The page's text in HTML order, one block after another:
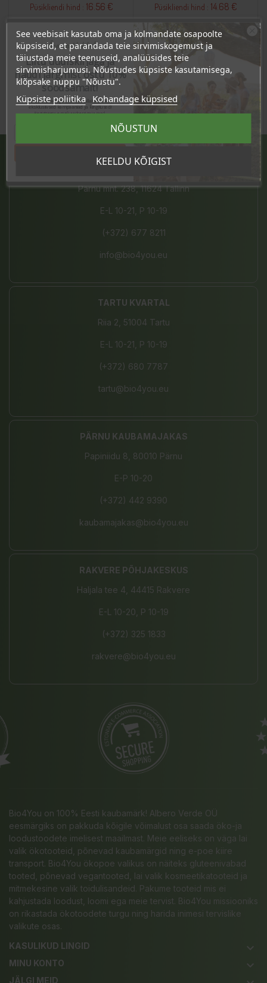
Püsikliendi hind : 16.56 €
Lisa Ostukorvi
Püsikliendi hind : 14.68 €
Lisa Ostukorvi
Pärnu mnt. 238, 11624 Tallinn
E-L 10-21, P 10-19
(+372) 677 8211
info@bio4you.eu
TARTU KVARTAL
Riia 2, 51004 Tartu
E-L 10-21, P 10-19
(+372) 680 7787
tartu@bio4you.eu
PÄRNU KAUBAMAJAKAS
Papiniidu 8, 80010 Pärnu
E-P 10-20
(+372) 442 9390
kaubamajakas@bio4you.eu
RAKVERE PÕHJAKESKUS
Haljala tee 4, 44415 Rakvere
E-L 10-20, P 10-19
(+372) 325 1833
rakvere@bio4you.eu
Bio4You on 100% Eesti kaubamärk! Albero Verde OÜ
eesmärgiks on pakkuda kõigile võimalust osa saada öko-ja
loodustoodete imelisest maailmast. Meie eeliseks on väga lai
valik ökotooteid, põnevad kaubamärgid ning e-poe kiire
transport. Bio4You ökopoe valikus on näiteks gluteenivabad
tooted, põnevad vegantooted, lai valik kosmeetikatooteid ja
mitmekesine valik toidulisandeid. Pakume tooteid mis ei
kahjustada loodust, loomi ega meie tervist. Bio4You missiooniks
on rikastada ökotoodete turgu ning harida inimesi tervislike
valikute osas.
KASULIKUD LINGID
keyboard_arrow_down
MINU KONTO keyboard_arrow_down
JÄLGI MEID
See veebisait kasutab oma ja kolmandate osapoolte
küpsiseid, et parandada teie sirvimiskogemust ja
täiustada meie teenuseid, analüüsides teie
sirvimisharjumusi. Nõustudes küpsiste kasutamisega,
klõpsake nuppu "Nõustu".
Küpsiste poliitika Kohandage küpsised
KEELDU KÕIGIST
NÕUSTUN
Ära veel lahku!
Liitu uudiskirjaga ja
naudi järgmist ostu 10%
soodsamalt!
Sind ootavad spetsiaalsed allahindlused,
eksklusiivsed kampaaniad ja kingitused!
Registreeru e-maili aadressiga ja saad